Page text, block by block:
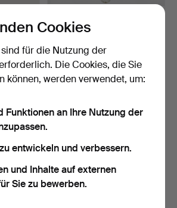
von
Barocker Kronleuchter, 20.
Jahrhundert.
12 Gebote
97 USD
Cookies
für die Nutzung der
Die Cookies, die Sie
können, werden verwendet, um:
Funktionen an Ihre Nutzung der
entwickeln und verbessern.
und Inhalte auf externen
Sie zu bewerben.